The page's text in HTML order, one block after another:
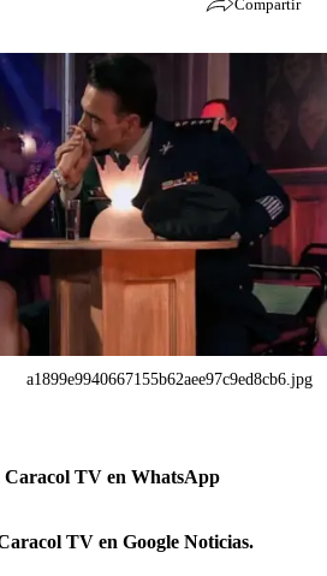
Compartir
a1899e9940667155b62aee97c9ed8cb6.jpg
Caracol TV en WhatsApp
TV en Google Noticias.